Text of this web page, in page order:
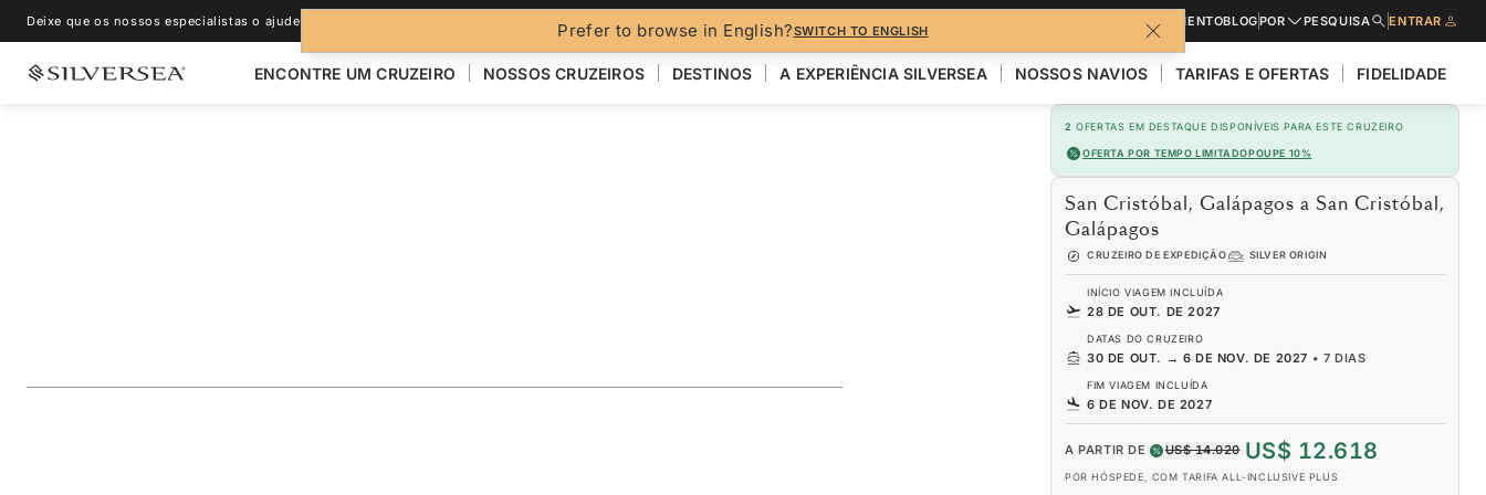
Prefer to browse in English?SWITCH TO ENGLISH
Deixe que os nossos especialistas o ajudem. PEDIR UM ORÇAMENTOBLOGPOR PESQUISA ENTRAR
ENCONTRE UM CRUZEIRO NOSSOS CRUZEIROS DESTINOS A EXPERIÊNCIA SILVERSEA NOSSOS NAVIOS TARIFAS E OFERTAS FIDELIDADE
2 OFERTAS EM DESTAQUE DISPONÍVEIS PARA ESTE CRUZEIRO
OFERTA POR TEMPO LIMITADOPOUPE 10%
San Cristóbal, Galápagos a San Cristóbal,
Galápagos
CRUZEIRO DE EXPEDIÇÃO SILVER ORIGIN
INÍCIO VIAGEM INCLUÍDA
28 DE OUT. DE 2027
DATAS DO CRUZEIRO
30 DE OUT. → 6 DE NOV. DE 2027 • 7 DIAS
FIM VIAGEM INCLUÍDA
6 DE NOV. DE 2027
A PARTIR DE US$ 14.020 US$ 12.618
POR HÓSPEDE, COM TARIFA ALL-INCLUSIVE PLUS